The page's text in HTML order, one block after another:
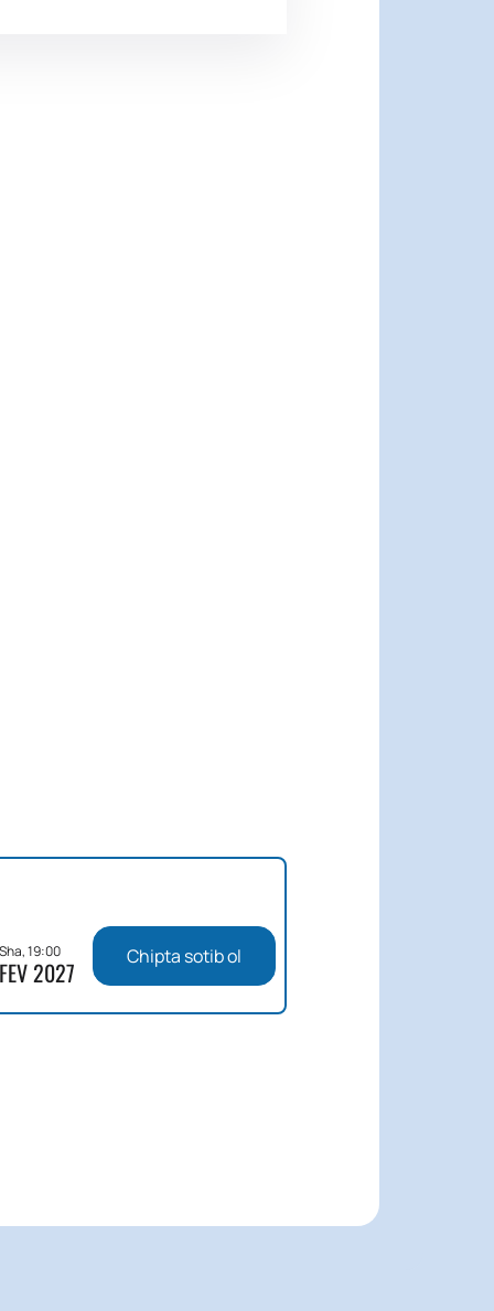
Sha, 19:00
FEV 2027 Chipta sotib ol